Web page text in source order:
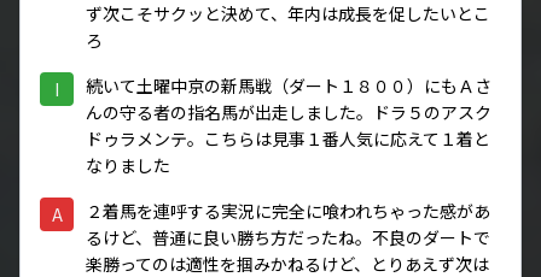
ず次こそサクッと決めて、年内は成長を促したいとこ
ろ
I
続いて土曜中京の新馬戦（ダート１８００）にもＡさ
んの守る者の指名馬が出走しました。ドラ５のアスク
ドゥラメンテ。こちらは見事１番人気に応えて１着と
なりました
A
２着馬を連呼する実況に完全に喰われちゃった感があ
るけど、普通に良い勝ち方だったね。不良のダートで
楽勝ってのは適性を掴みかねるけど、とりあえず次は